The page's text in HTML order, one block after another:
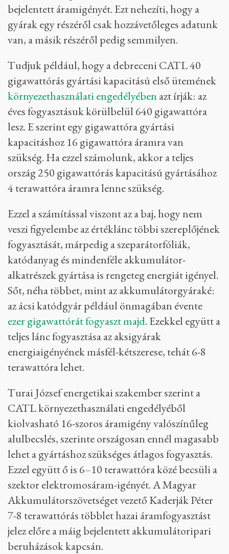
bejelentett áramigényét. Ezt nehezíti, hogy a
gyárak egy részéről csak hozzávetőleges adatunk
van, a másik részéről pedig semmilyen.
Tudjuk például, hogy a debreceni CATL 40
gigawattórás gyártási kapacitású első ütemének
környezethasználati engedélyében azt írják: az
éves fogyasztásuk körülbelül 640 gigawattóra
lesz. E szerint egy gigawattóra gyártási
kapacitáshoz 16 gigawattóra áramra van
szükség. Ha ezzel számolunk, akkor a teljes
ország 250 gigawattórás kapacitású gyártásához
4 terawattóra áramra lenne szükség.
Ezzel a számítással viszont az a baj, hogy nem
veszi figyelembe az értéklánc többi szereplőjének
fogyasztását, márpedig a szeparátorfóliák,
katódanyag és mindenféle akkumulátor-
alkatrészek gyártása is rengeteg energiát igényel.
Sőt, néha többet, mint az akkumulátorgyáraké:
az ácsi katódgyár például önmagában évente
ezer gigawattórát fogyaszt majd. Ezekkel együtt a
teljes lánc fogyasztása az aksigyárak
energiaigényének másfél-kétszerese, tehát 6-8
terawattóra lehet.
Turai József energetikai szakember szerint a
CATL környezethasználati engedélyéből
kiolvasható 16-szoros áramigény valószínűleg
alulbecslés, szerinte országosan ennél magasabb
lehet a gyártáshoz szükséges átlagos fogyasztás.
Ezzel együtt ő is 6–10 terawattóra közé becsüli a
szektor elektromosáram-igényét. A Magyar
Akkumulátorszövetséget vezető Kaderják Péter
7-8 terawattórás többlet hazai áramfogyasztást
jelez előre a máig bejelentett akkumulátoripari
beruházások kapcsán.